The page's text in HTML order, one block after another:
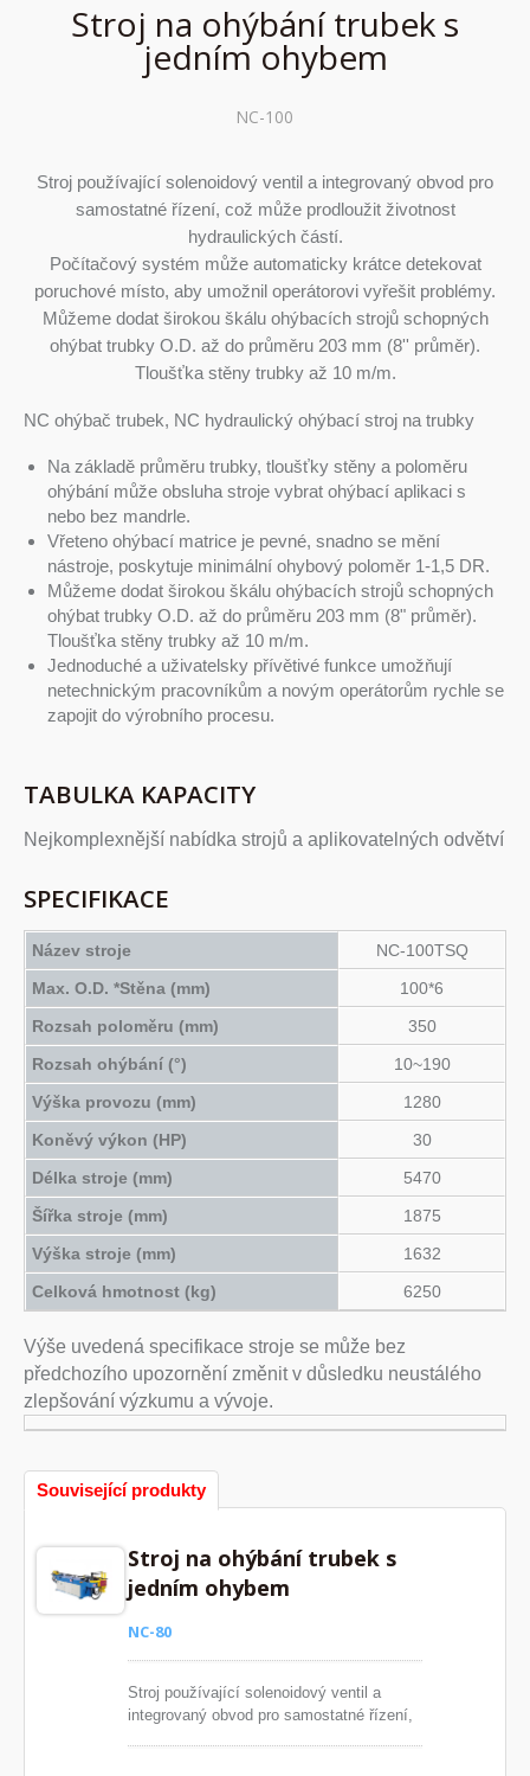
Stroj na ohýbání trubek s
jedním ohybem
NC-100
Stroj používající solenoidový ventil a integrovaný obvod pro
samostatné řízení, což může prodloužit životnost
hydraulických částí.
Počítačový systém může automaticky krátce detekovat
poruchové místo, aby umožnil operátorovi vyřešit problémy.
Můžeme dodat širokou škálu ohýbacích strojů schopných
ohýbat trubky O.D. až do průměru 203 mm (8'' průměr).
Tloušťka stěny trubky až 10 m/m.
NC ohýbač trubek, NC hydraulický ohýbací stroj na trubky
Na základě průměru trubky, tloušťky stěny a poloměru
ohýbání může obsluha stroje vybrat ohýbací aplikaci s
nebo bez mandrle.
Vřeteno ohýbací matrice je pevné, snadno se mění
nástroje, poskytuje minimální ohybový poloměr 1-1,5 DR.
Můžeme dodat širokou škálu ohýbacích strojů schopných
ohýbat trubky O.D. až do průměru 203 mm (8" průměr).
Tloušťka stěny trubky až 10 m/m.
Jednoduché a uživatelsky přívětivé funkce umožňují
netechnickým pracovníkům a novým operátorům rychle se
zapojit do výrobního procesu.
TABULKA KAPACITY
Nejkomplexnější nabídka strojů a aplikovatelných odvětví
SPECIFIKACE
Název stroje
NC-100TSQ
Max. O.D. *Stěna (mm)
100*6
Rozsah poloměru (mm)
350
Rozsah ohýbání (°)
10~190
Výška provozu (mm)
1280
Koněvý výkon (HP)
30
Délka stroje (mm)
5470
Šířka stroje (mm)
1875
Výška stroje (mm)
1632
Celková hmotnost (kg)
6250
Výše uvedená specifikace stroje se může bez
předchozího upozornění změnit v důsledku neustálého
zlepšování výzkumu a vývoje.
Související produkty
Stroj na ohýbání trubek s
jedním ohybem
NC-80
Stroj používající solenoidový ventil a
integrovaný obvod pro samostatné řízení,